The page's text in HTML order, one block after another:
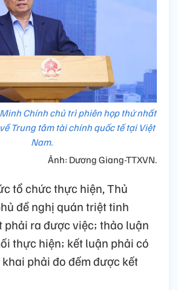
Chính chủ trì phiên họp thứ nhất
Trung tâm tài chính quốc tế tại Việt
Nam.
Ảnh: Dương Giang-TTXVN.
tổ chức thực hiện, Thủ
đề nghị quán triệt tinh
phải ra được việc; thảo luận
thực hiện; kết luận phải có
phải đo đếm được kết